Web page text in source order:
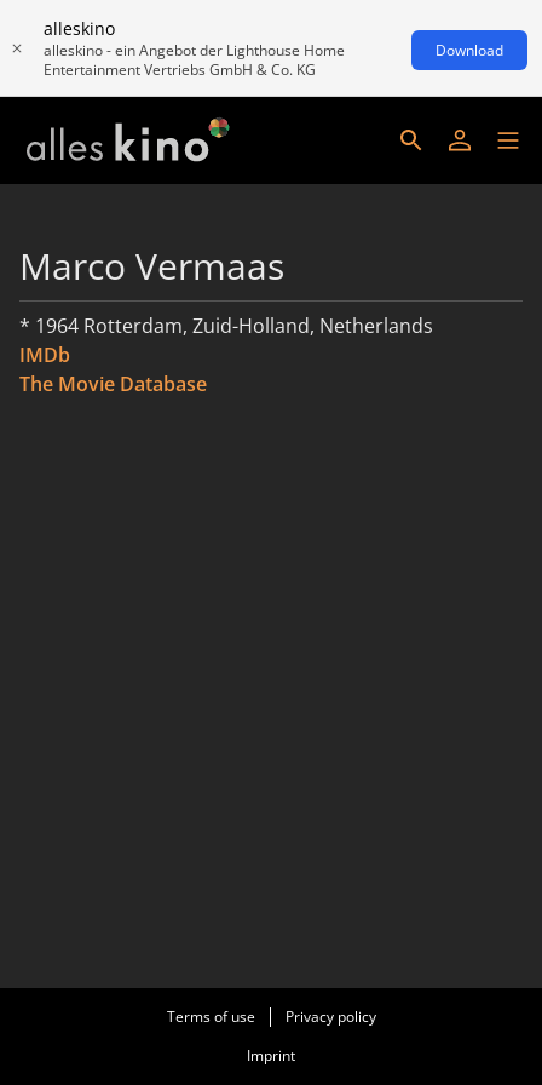
alleskino
alleskino - ein Angebot der Lighthouse Home
Entertainment Vertriebs GmbH & Co. KG
Download
Marco Vermaas
* 1964 Rotterdam, Zuid-Holland, Netherlands
IMDb
The Movie Database
Terms of use
Privacy policy
Imprint